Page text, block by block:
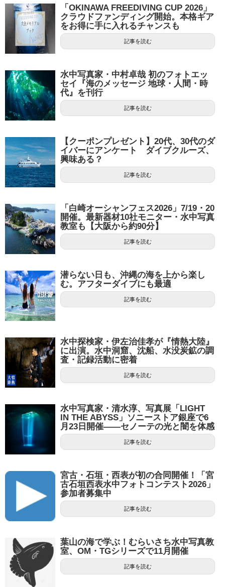
「OKINAWA FREEDIVING CUP 2026」
クラウドファンディング開始。本格ギア
をお得に手に入れるチャンスも
記事を読む
水中写真家・中村卓哉 初のフォトエッ
セイ『海のメッセージ 地球・人間・時
代』を刊行
記事を読む
【クーポンプレゼント】20代、30代のダ
イバーにアンケート ダイブクルーズ、
興味ある？
記事を読む
「白崎オーシャンフェス2026」7/19・20
開催。最新器材10社モニター・水中写真
教室も【大阪から約90分】
記事を読む
潜らない日も、沖縄の海を上から楽し
む。アフターダイブにも最適
記事を読む
水中探検家・伊左治佳孝が『情熱大陸』
に出演。水中洞窟、沈船、水没炭鉱の調
査・記録活動に密着
記事を読む
水中写真家・清水淳、写真展「LIGHT
IN THE ABYSS」ソニーストア銀座で6
月23日開催——セノーテの光と闇を体感
記事を読む
宮古・石垣・西表が初の合同開催！「宮
古石垣西表水中フォトコンテスト2026」
参加者募集中
記事を読む
葉山の海で学ぶ！むらいさち水中写真教
室、OM・TGシリーズで11月開催
記事を読む